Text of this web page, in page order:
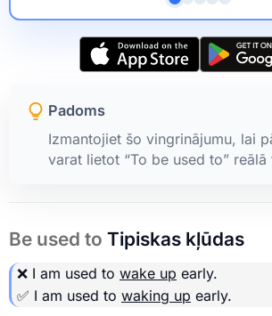
Padoms
Izmantojiet šo vingrinājumu, lai
varat lietot “To be used to” reālā
Be used to Tipiskas kļūdas
❌ I am used to wake up early.
✅ I am used to waking up early.